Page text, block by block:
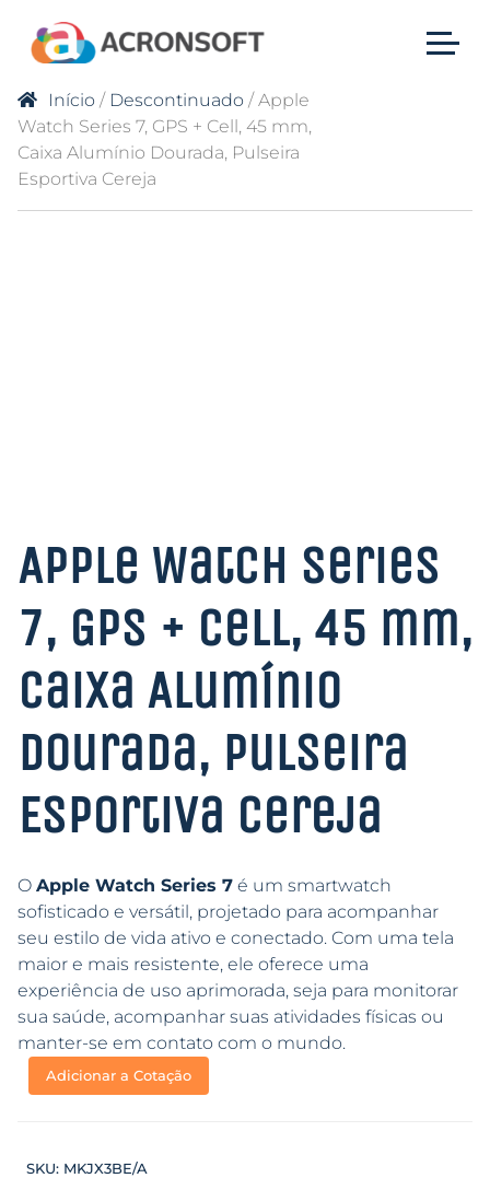
Início / Descontinuado / Apple
Watch Series 7, GPS + Cell, 45 mm,
Caixa Alumínio Dourada, Pulseira
Esportiva Cereja
Apple Watch Series
7, GPS + Cell, 45 mm,
Caixa Alumínio
Dourada, Pulseira
Esportiva Cereja
O Apple Watch Series 7 é um smartwatch
sofisticado e versátil, projetado para acompanhar
seu estilo de vida ativo e conectado. Com uma tela
maior e mais resistente, ele oferece uma
experiência de uso aprimorada, seja para monitorar
sua saúde, acompanhar suas atividades físicas ou
manter-se em contato com o mundo.
Adicionar a Cotação
SKU: MKJX3BE/A